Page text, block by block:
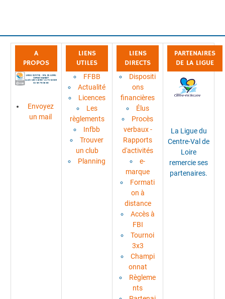
A
PROPOS
Envoyez
un mail
LIENS
UTILES
FFBB
Actualité
Licences
Les
règlements
Infbb
Trouver
un club
Planning
LIENS
DIRECTS
Dispositi
ons
financières
Élus
Procès
verbaux -
Rapports
d'activités
e-
marque
Formati
on à
distance
Accès à
FBI
Tournoi
3x3
Champi
onnat
Règleme
nts
PARTENAIRES
DE LA LIGUE
La Ligue du
Centre-Val de
Loire
remercie ses
partenaires.